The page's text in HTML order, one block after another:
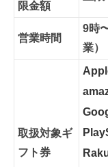
限金額
営業時間
9時
業）
取扱対象ギ
フト券